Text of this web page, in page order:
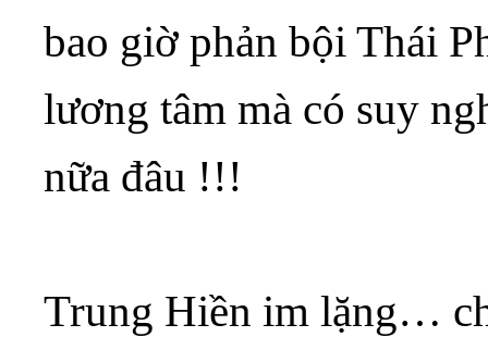
bao giờ phản bội Thái
lương tâm mà có suy
nữa đâu !!!
Trung Hiền im lặng…